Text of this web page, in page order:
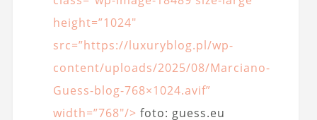
height=”1024″
src=”https://luxuryblog.pl/wp-
content/uploads/2025/08/Marciano-
Guess-blog-768×1024.avif”
width=”768″/> foto: guess.eu